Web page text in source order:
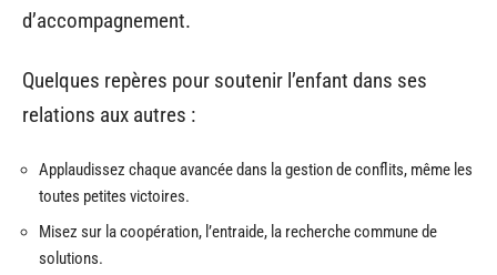
d’accompagnement.
Quelques repères pour soutenir l’enfant dans ses
relations aux autres :
Applaudissez chaque avancée dans la gestion de conflits, même les
toutes petites victoires.
Misez sur la coopération, l’entraide, la recherche commune de
solutions.